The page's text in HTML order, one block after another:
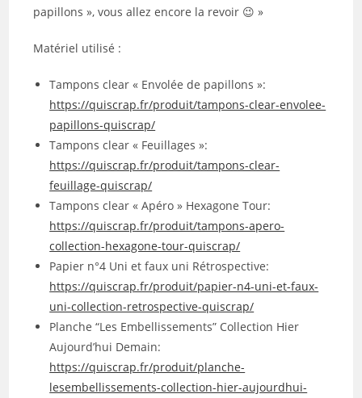
papillons », vous allez encore la revoir 😉 »
Matériel utilisé :
Tampons clear « Envolée de papillons »:
https://quiscrap.fr/produit/tampons-clear-envolee-
papillons-quiscrap/
Tampons clear « Feuillages »:
https://quiscrap.fr/produit/tampons-clear-
feuillage-quiscrap/
Tampons clear « Apéro » Hexagone Tour:
https://quiscrap.fr/produit/tampons-apero-
collection-hexagone-tour-quiscrap/
Papier n°4 Uni et faux uni Rétrospective:
https://quiscrap.fr/produit/papier-n4-uni-et-faux-
uni-collection-retrospective-quiscrap/
Planche “Les Embellissements” Collection Hier
Aujourd’hui Demain:
https://quiscrap.fr/produit/planche-
lesembellissements-collection-hier-aujourdhui-